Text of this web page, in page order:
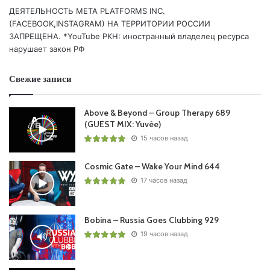
11 Deedrah & Holeg Spies – Sunrise /Perfecto/
12 Andy Woldman – Parahelio /Perfecto Black/
Понравился выпуск?
Пользовательская оценка:
ДЕЯТЕЛЬНОСТЬ МЕТА PLATFORMS INC.
(FACEBOOK,INSTAGRAM) НА ТЕРРИТОРИИ РОССИИ
ЗАПРЕЩЕНА. *YouTube РКН: иностранный владелец ресурса
нарушает закон РФ
Свежие записи
Above & Beyond – Group Therapy 689
(GUEST MIX: Yuvèe)
15 часов назад
Cosmic Gate – Wake Your Mind 644
17 часов назад
Bobina – Russia Goes Clubbing 929
19 часов назад